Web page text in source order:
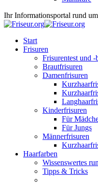
Ihr Informationsportal rund
Start
Frisuren
Frisurentest und -
Brautfrisuren
Damenfrisuren
Kinderfrisuren
Für
Für Jungs
Männerfrisuren
Haarfarben
Wissenswertes
Tipps & Tricks